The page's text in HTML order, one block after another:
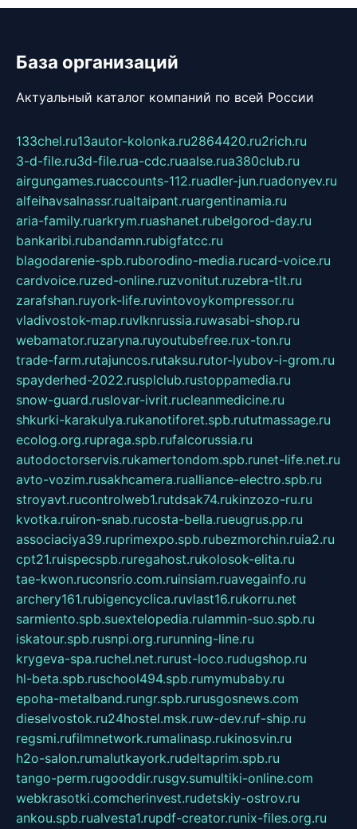
База организаций
Актуальный каталог компаний по всей России
133chel.ru13autor-kolonka.ru2864420.ru2rich.ru
3-d-file.ru3d-file.rua-cdc.ruaalse.rua380club.ru
airgungames.ruaccounts-112.ruadler-jun.ruadonyev.ru
alfeihavsalnassr.rualtaipant.ruargentinamia.ru
aria-family.ruarkrym.ruashanet.rubelgorod-day.ru
bankaribi.rubandamn.rubigfatcc.ru
blagodarenie-spb.ruborodino-media.rucard-voice.ru
cardvoice.ruzed-online.ruzvonitut.ruzebra-tlt.ru
zarafshan.ruyork-life.ruvintovoykompressor.ru
vladivostok-map.ruvlknrussia.ruwasabi-shop.ru
webamator.ruzaryna.ruyoutubefree.rux-ton.ru
trade-farm.rutajuncos.rutaksu.rutor-lyubov-i-grom.ru
spayderhed-2022.rusplclub.rustoppamedia.ru
snow-guard.ruslovar-ivrit.rucleanmedicine.ru
shkurki-karakulya.rukanotiforet.spb.rututmassage.ru
ecolog.org.rupraga.spb.rufalcorussia.ru
autodoctorservis.rukamertondom.spb.runet-life.net.ru
avto-vozim.rusakhcamera.rualliance-electro.spb.ru
stroyavt.rucontrolweb1.rutdsak74.rukinzozo-ru.ru
kvotka.ruiron-snab.rucosta-bella.rueugrus.pp.ru
associaciya39.ruprimexpo.spb.rubezmorchin.ruia2.ru
cpt21.ruispecspb.ruregahost.rukolosok-elita.ru
tae-kwon.ruconsrio.com.ruinsiam.ruavegainfo.ru
archery161.rubigencyclica.ruvlast16.rukorru.net
sarmiento.spb.suextelopedia.rulammin-suo.spb.ru
iskatour.spb.rusnpi.org.rurunning-line.ru
krygeva-spa.ruchel.net.rurust-loco.rudugshop.ru
hl-beta.spb.ruschool494.spb.rumymubaby.ru
epoha-metalband.rungr.spb.rurusgosnews.com
dieselvostok.ru24hostel.msk.ruw-dev.ruf-ship.ru
regsmi.rufilmnetwork.rumalinasp.rukinosvin.ru
h2o-salon.rumalutkayork.rudeltaprim.spb.ru
tango-perm.rugooddir.rusgv.sumultiki-online.com
webkrasotki.comcherinvest.rudetskiy-ostrov.ru
ankou.spb.rualvesta1.rupdf-creator.runix-files.org.ru